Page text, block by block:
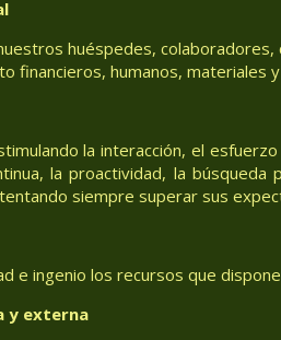
huéspedes,
financieros, humanos, materiales
la interacción, el
la proactividad, la
siempre superar sus
e ingenio los recursos que
y externa